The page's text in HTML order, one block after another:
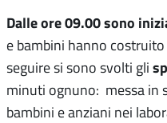
Dalle ore 09.00 sono
e bambini hanno
seguire si sono svolti gli
minuti ognuno: messa in
bambini e anziani nei